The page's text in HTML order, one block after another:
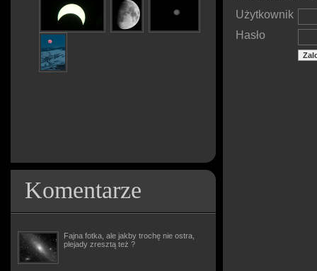
Komentarze
Fajna fotka, ale jakby trochę nie ostra,
plejady zresztą też ?
Użytkownik
Hasło